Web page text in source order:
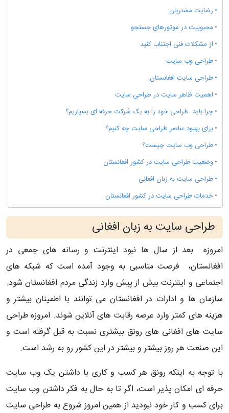
رضایت مشتریان
محبوبیت در موتورهای جستجو
از مشکلات فنی اجتناب کنید
طراحی وب سایت
طراحی سایت افغانستان
اهمیت ظاهر سایت در طراحی سایت
چرا باید طراحی خود را به یک شرکت حرفه ای بسپاریم؟
برای بهبود عناصر طراحی سایت چه کنیم؟
طراحی وب سایت چیست؟
وضعیت طراحی سایت در کشور افغانستان
طراحی سایت به زبان افغانی
خدمات طراحی سایت در کشور افغانستان
طراحی سایت به زبان افغانی
امروزه بعد از سال ها نبود اینترنت و رسانه های جمعی در
افغانستان، فرصت مناسبی به وجود آمده است که شبکه های
اجتماعی و اینترنت بیش از پیش وارد زندگی مردم افغانستان شود.
سازمان ها و ادارات در افغانستان می توانند با اطمینان بیشتر و
هزینه های کمتر وارد عرصه رقابت های آنلاین شوند. امروزه طراحی
سایت های افغانی های رونق بیشتری نسبت به قبل گرفته است و
این صنعت هر روز بیشتر و بیشتر در این کشور رو به رشد است.
با توجه به اینکه رونق هر کسب و کاری با داشتن یک وب سایت
حرفه ای امکان پذیر است، اگر تا به حال به فکر داشتن وب سایت
برای کسب و کار خود نبودید از همین امروز شروع به طراحی سایت